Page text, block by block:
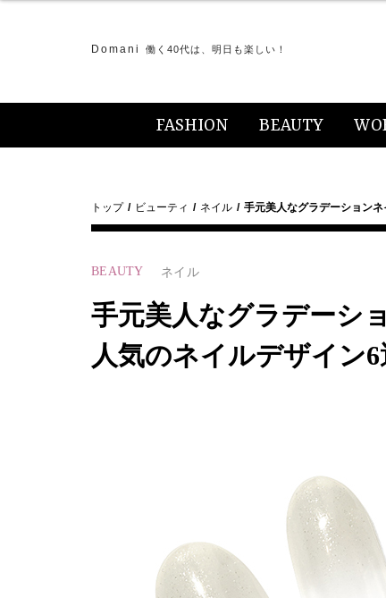
Domani 働く40代は、明日も楽しい！
FASHION BEAUTY
トップ ビューティ ネイル 手元美人なグラデーション
BEAUTY ネイル
手元美人なグラデーシ
人気のネイルデザイン6